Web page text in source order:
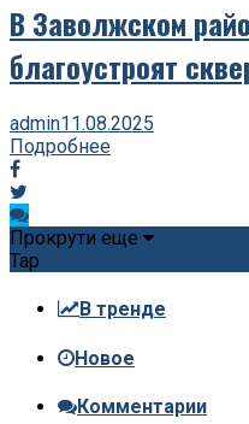
В Заволжском
благоустроят
admin11.08.2025
Подробнее
Прокрути еще
Tap
В тренде
Новое
Комментарии